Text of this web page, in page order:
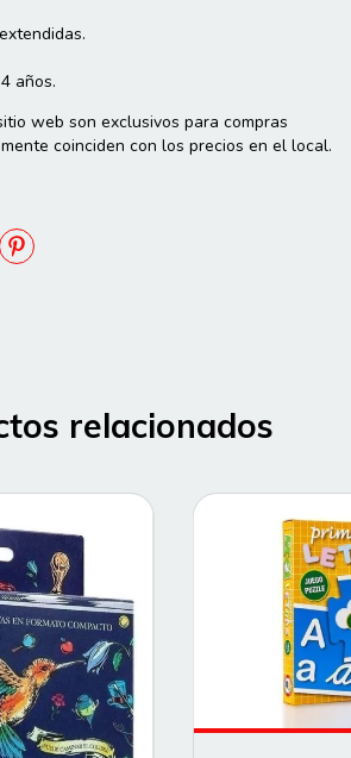
años.
web son exclusivos para compras
coinciden con los precios en el local.
relacionados